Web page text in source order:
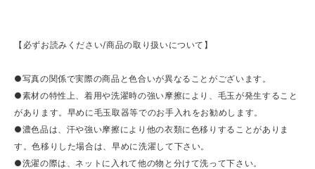
【必ずお読みください/商品の取り扱いについて】
●写真の関係で実際の商品と色合いが異なることがございます。
●素材の特性上、着用や洗濯時の強い摩擦により、毛玉が発生すること
があります。早めに毛玉取器等でのお手入れをお勧めします。
●濃色品は、汗や強い摩擦により他の衣類に色移りすることがありま
す。色移りした場合は、早めに洗濯して下さい。
●洗濯の際は、ネットに入れて他の物と分けて洗って下さい。